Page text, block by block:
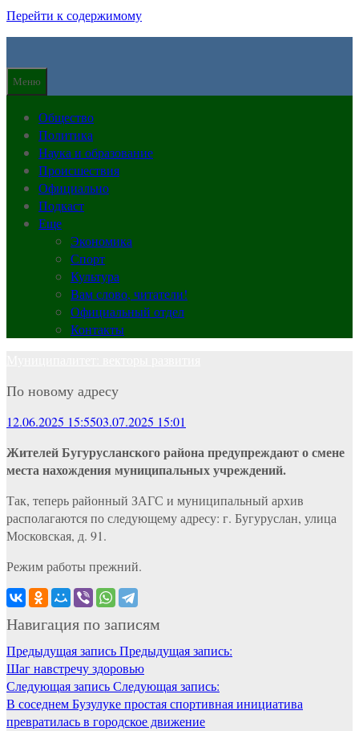
Перейти к содержимому
Меню
Общество
Политика
Наука и образование
Происшествия
Официально
Подкаст
Еще
Экономика
Спорт
Культура
Вам слово, читатели!
Официальный отдел
Контакты
По новому адресу
12.06.2025 15:5503.07.2025 15:01
Жителей Бугурусланского района предупреждают о смене
места нахождения муниципальных учреждений.
Так, теперь районный ЗАГС и муниципальный архив
располагаются по следующему адресу: г. Бугуруслан, улица
Московская, д. 91.
Режим работы прежний.
Навигация по записям
Предыдущая записьПредыдущая запись:
Шаг навстречу здоровью
Следующая записьСледующая запись:
В соседнем Бузулуке простая спортивная инициатива
превратилась в городское движение